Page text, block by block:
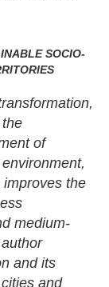
SOCIO-
of
the
medium-
and its
and